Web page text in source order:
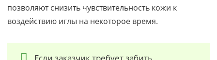
позволяют снизить чувствительность кожи к
воздействию иглы на некоторое время.
Если заказчик требует забить